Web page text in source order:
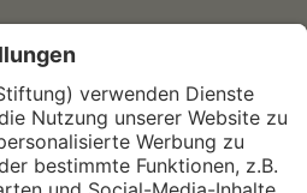
Sozialwissenschaftliches Institut